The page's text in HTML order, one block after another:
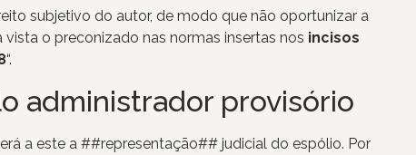
subjetivo do autor, de modo que não oportunizar a
o preconizado nas normas insertas nos incisos
“.
administrador provisório
a este a ##representação## judicial do espólio. Por